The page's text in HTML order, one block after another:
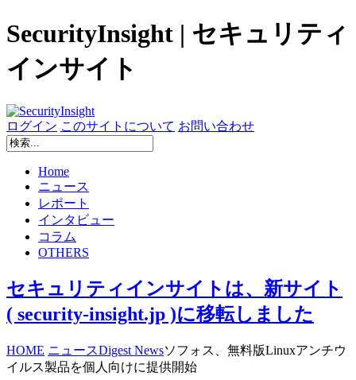
SecurityInsight | セキュリティ
インサイト
ログイン このサイトについて お問い合わせ
Home
ニュース
レポート
インタビュー
コラム
OTHERS
セキュリティインサイトは、新サイト
( security-insight.jp )に移転しました
HOME ニュースDigest Newsソフォス、無料版Linuxアンチウ
イルス製品を個人向けに提供開始